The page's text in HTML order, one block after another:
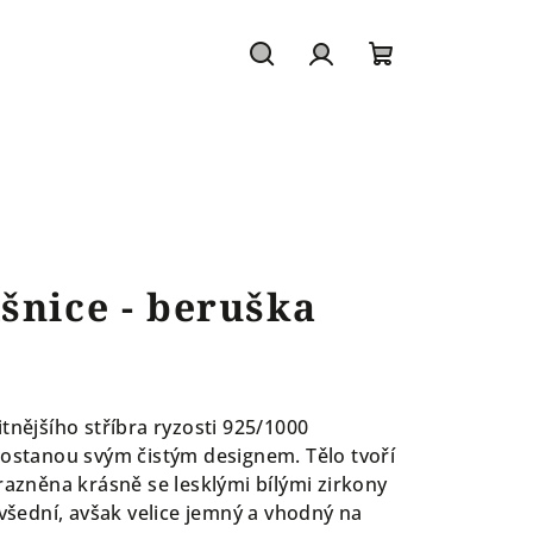
- beruška
stříbra ryzosti 925/1000
svým čistým designem. Tělo tvoří
krásně se lesklými bílými zirkony
avšak velice jemný a vhodný na